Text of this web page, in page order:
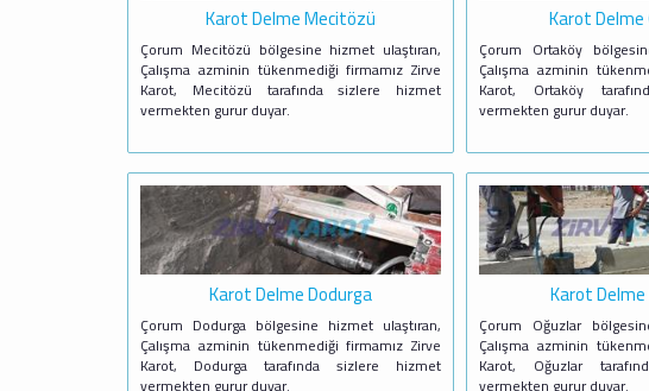
Karot Delme Mecitözü
Çorum Mecitözü bölgesine hizmet ulaştıran,
Çalışma azminin tükenmediği firmamız Zirve
Karot, Mecitözü tarafında sizlere hizmet
vermekten gurur duyar.
Karot
Çorum Ortaköy
Çalışma azminin
Karot, Ortaköy
vermekten gurur duyar.
Karot Delme Dodurga
Çorum Dodurga bölgesine hizmet ulaştıran,
Çalışma azminin tükenmediği firmamız Zirve
Karot, Dodurga tarafında sizlere hizmet
Karot
Çorum Oğuzlar
Çalışma azminin
Karot, Oğuzlar